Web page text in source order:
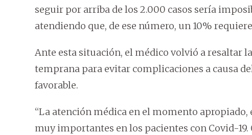
seguir por arriba de los 2.000 casos sería
atendiendo que, de ese número, un 10%
Ante esta situación, el médico volvió a resaltar
temprana para evitar complicaciones a causa
favorable.
“La atención médica en el momento
muy importantes en los pacientes con Covid-